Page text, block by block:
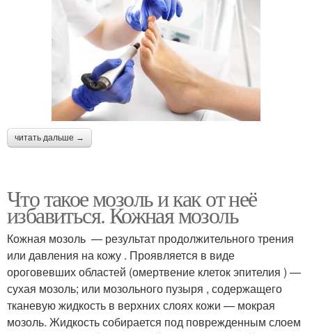
читать дальше →
Что такое мозоль и как от неё
избавиться. Кожная мозоль
Кожная мозоль — результат продолжительного трения
или давления на кожу . Проявляется в виде
ороговевших областей (омертвение клеток эпителия ) —
сухая мозоль; или мозольного пузыря , содержащего
тканевую жидкость в верхних слоях кожи — мокрая
мозоль. Жидкость собирается под поврежденным слоем